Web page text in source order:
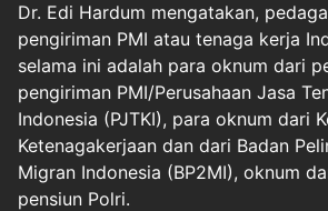
Dr. Edi Hardum mengatakan,
pengiriman PMI atau tenaga kerja
selama ini adalah para oknum dari
pengiriman PMI/Perusahaan Jasa
Indonesia (PJTKI), para oknum dari
Ketenagakerjaan dan dari Badan
Migran Indonesia (BP2MI), oknum
pensiun Polri.